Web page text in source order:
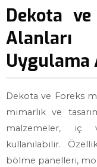
Dekota ve
Uygulama
Dekota ve Foreks
mimarlık ve
malzemeler, iç
kullanılabilir.
bölme panelleri,